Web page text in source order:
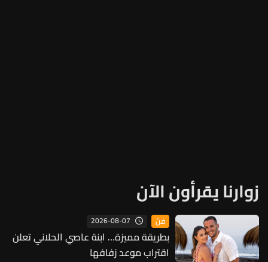
زوارنا يقرأون الآن
فنّ 2026-08-07
بطريقة مميزة… ابنة عاصي الحلاني تعلن
اقتراب موعد زفافها